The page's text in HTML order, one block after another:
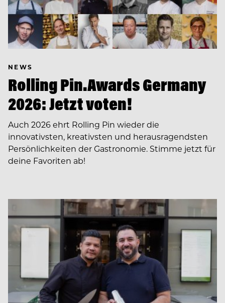
NEWS
Rolling Pin.Awards Germany
2026: Jetzt voten!
Auch 2026 ehrt Rolling Pin wieder die
innovativsten, kreativsten und herausragendsten
Persönlichkeiten der Gastronomie. Stimme jetzt für
deine Favoriten ab!